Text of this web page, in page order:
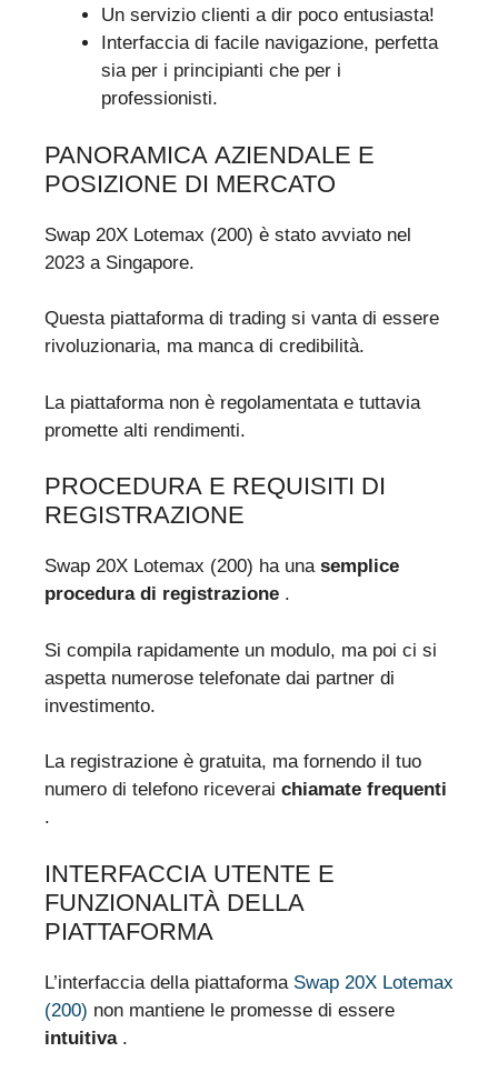
Un servizio clienti a dir poco entusiasta!
Interfaccia di facile navigazione, perfetta
sia per i principianti che per i
professionisti.
PANORAMICA AZIENDALE E
POSIZIONE DI MERCATO
Swap 20X Lotemax (200) è stato avviato nel
2023 a Singapore.
Questa piattaforma di trading si vanta di essere
rivoluzionaria, ma manca di credibilità.
La piattaforma non è regolamentata e tuttavia
promette alti rendimenti.
PROCEDURA E REQUISITI DI
REGISTRAZIONE
Swap 20X Lotemax (200) ha una semplice
procedura di registrazione .
Si compila rapidamente un modulo, ma poi ci si
aspetta numerose telefonate dai partner di
investimento.
La registrazione è gratuita, ma fornendo il tuo
numero di telefono riceverai chiamate frequenti
.
INTERFACCIA UTENTE E
FUNZIONALITÀ DELLA
PIATTAFORMA
L’interfaccia della piattaforma Swap 20X Lotemax
(200) non mantiene le promesse di essere
intuitiva.